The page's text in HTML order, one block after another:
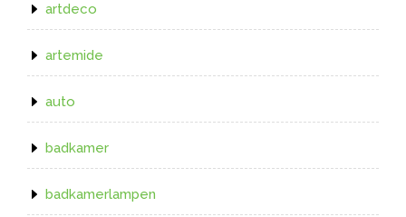
artdeco
artemide
auto
badkamer
badkamerlampen